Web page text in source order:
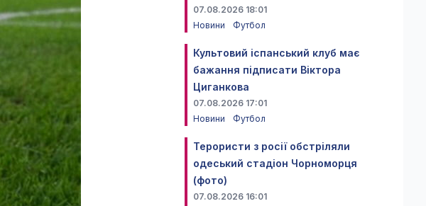
07.08.2026 18:01
Новини
Футбол
Культовий іспанський клуб має
бажання підписати Віктора
Циганкова
07.08.2026 17:01
Новини
Футбол
Терористи з росії обстріляли
одеський стадіон Чорноморця
(фото)
07.08.2026 16:01